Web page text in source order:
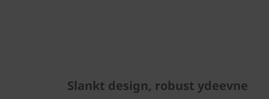
Slankt design, robust ydeevne